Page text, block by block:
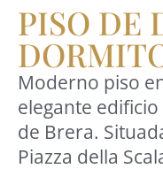
PISO DE
Moderno piso
elegante
de Brera.
Piazza della